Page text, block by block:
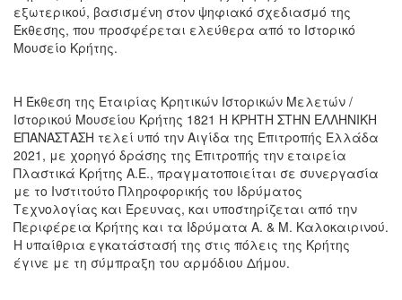
εξωτερικού, βασισμένη στον ψηφιακό σχεδιασμό της
Έκθεσης, που προσφέρεται ελεύθερα από το Ιστορικό
Μουσείο Κρήτης.
Η Έκθεση της Εταιρίας Κρητικών Ιστορικών Μελετών /
Ιστορικού Μουσείου Κρήτης 1821 Η ΚΡΗΤΗ ΣΤΗΝ ΕΛΛΗΝΙΚΗ
ΕΠΑΝΑΣΤΑΣΗ τελεί υπό την Αιγίδα της Επιτροπής Ελλάδα
2021, με χορηγό δράσης της Επιτροπής την εταιρεία
Πλαστικά Κρήτης Α.Ε., πραγματοποιείται σε συνεργασία
με το Ινστιτούτο Πληροφορικής του Ιδρύματος
Τεχνολογίας και Έρευνας, και υποστηρίζεται από την
Περιφέρεια Κρήτης και τα Ιδρύματα Α. & Μ. Καλοκαιρινού.
Η υπαίθρια εγκατάστασή της στις πόλεις της Κρήτης
έγινε με τη σύμπραξη του αρμόδιου Δήμου.